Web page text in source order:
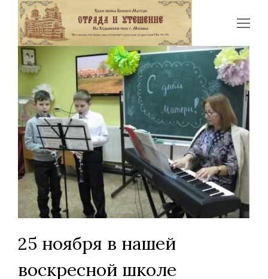
25 ноября в нашей
воскресной школе